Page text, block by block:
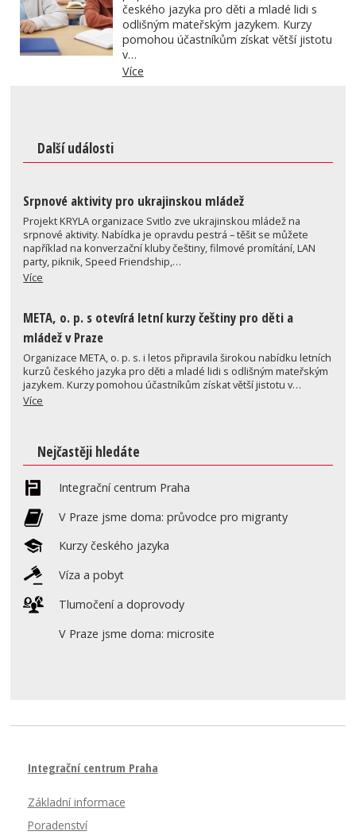
českého jazyka pro děti a mladé lidi s
odlišným mateřským jazykem. Kurzy
pomohou účastníkům získat větší jistotu
v…
Více
Další události
Srpnové aktivity pro ukrajinskou mládež
Projekt KRYLA organizace Svitlo zve ukrajinskou mládež na
srpnové aktivity. Nabídka je opravdu pestrá – těšit se můžete
například na konverzační kluby češtiny, filmové promítání, LAN
party, piknik, Speed Friendship,…
Více
META, o. p. s otevírá letní kurzy češtiny pro děti a
mládež v Praze
Organizace META, o. p. s. i letos připravila širokou nabídku letních
kurzů českého jazyka pro děti a mladé lidi s odlišným mateřským
jazykem. Kurzy pomohou účastníkům získat větší jistotu v…
Více
Nejčastěji hledáte
Integrační centrum Praha
V Praze jsme doma: průvodce pro migranty
Kurzy českého jazyka
Víza a pobyt
Tlumočení a doprovody
V Praze jsme doma: microsite
Integrační centrum Praha
Základní informace
Poradenství